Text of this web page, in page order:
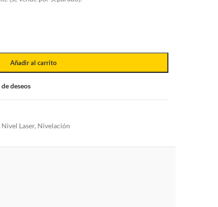
Añadir al carrito
deseos
Nivel Laser, Nivelación